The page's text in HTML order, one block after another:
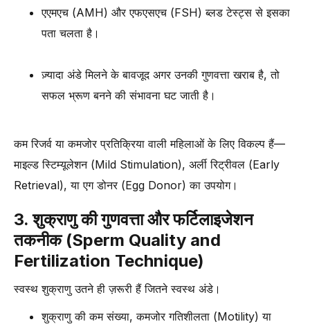
एएमएच (AMH) और एफएसएच (FSH) ब्लड टेस्ट्स से इसका
पता चलता है।
ज़्यादा अंडे मिलने के बावजूद अगर उनकी गुणवत्ता खराब है, तो
सफल भ्रूण बनने की संभावना घट जाती है।
कम रिजर्व या कमजोर प्रतिक्रिया वाली महिलाओं के लिए विकल्प हैं—
माइल्ड स्टिम्यूलेशन (Mild Stimulation), अर्ली रिट्रीवल (Early
Retrieval), या एग डोनर (Egg Donor) का उपयोग।
3. शुक्राणु की गुणवत्ता और फर्टिलाइजेशन
तकनीक (Sperm Quality and
Fertilization Technique)
स्वस्थ शुक्राणु उतने ही ज़रूरी हैं जितने स्वस्थ अंडे।
शुक्राणु की कम संख्या, कमजोर गतिशीलता (Motility) या